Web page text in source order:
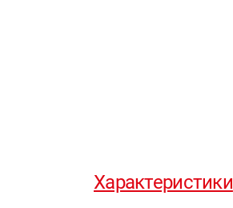
Характеристики